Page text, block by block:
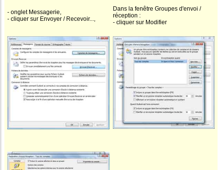
- onglet Messagerie,
- cliquer sur Envoyer / Recevoir...,
Dans la fenêtre Groupes d'envoi /
réception :
- cliquer sur Modifier